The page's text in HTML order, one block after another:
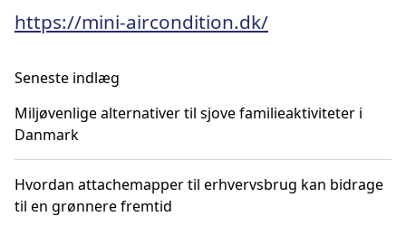
https://mini-aircondition.dk/
Seneste indlæg
Miljøvenlige alternativer til sjove familieaktiviteter i
Danmark
Hvordan attachemapper til erhvervsbrug kan bidrage
til en grønnere fremtid